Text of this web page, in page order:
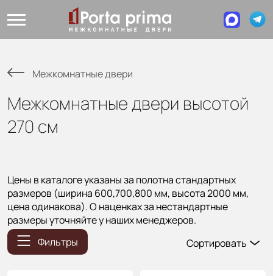
Межкомнатные двери
Межкомнатные двери высотой
270 см
Цены в каталоге указаны за полотна стандартных
размеров (ширина 600,700,800 мм, высота 2000 мм,
цена одинакова). О наценках за нестандартные
размеры уточняйте у наших менеджеров.
Фильтры
Сортировать